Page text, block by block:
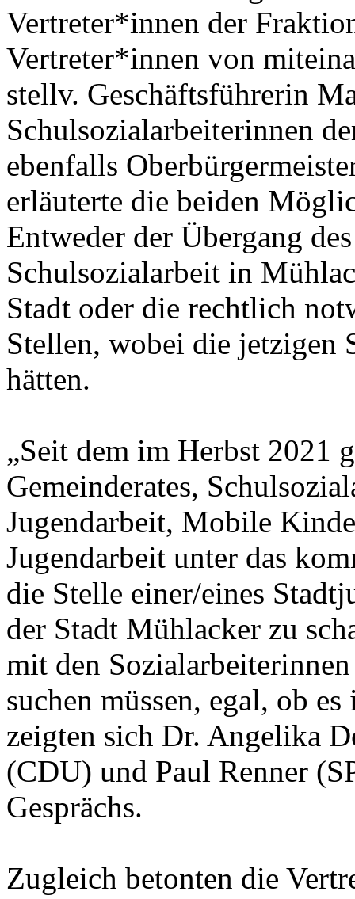
Vertreter*innen der
Vertreter*innen von
stellv. Geschäftsführerin
Schulsozialarbeiterinnen
ebenfalls
erläuterte die beiden
Entweder der Übergang
Schulsozialarbeit in
Stadt oder die rechtlich
Stellen, wobei die jetzigen
hätten.
„Seit dem im Herbst 2021
Gemeinderates,
Jugendarbeit, Mobile
Jugendarbeit unter das
die Stelle einer/eines
der Stadt Mühlacker zu
mit den
suchen müssen, egal, ob
zeigten sich Dr. Angelika
(CDU) und Paul Renner
Gesprächs.
Zugleich betonten die